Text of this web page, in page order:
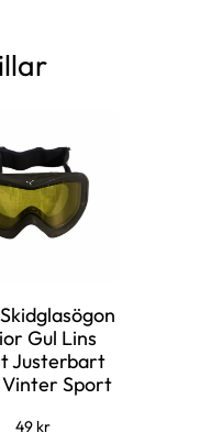
Gul Lins
Justerbart
Vinter Sport
49 kr